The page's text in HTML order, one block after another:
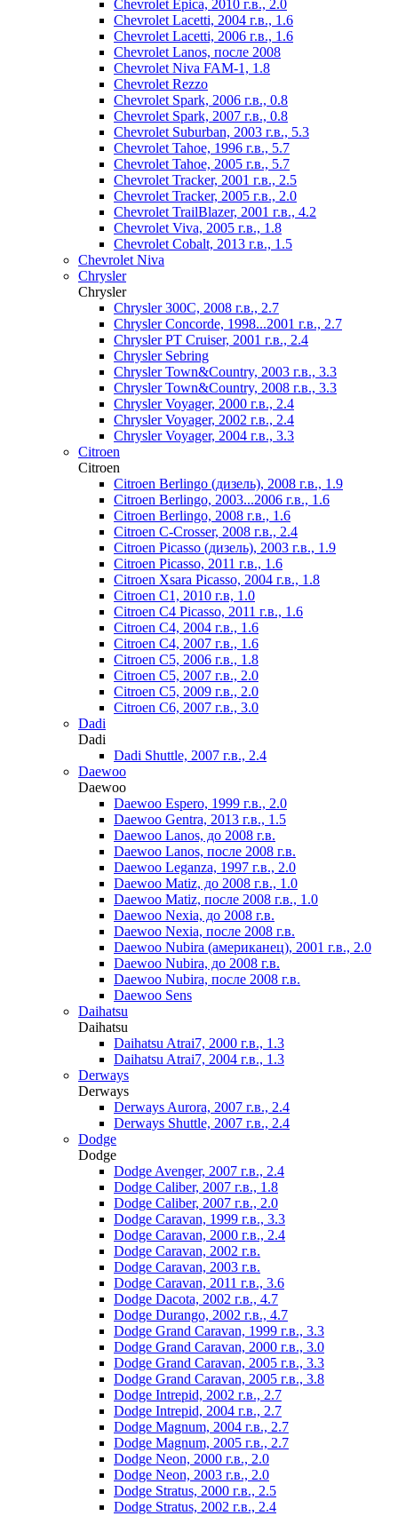
Chevrolet Epica, 2010 г.в., 2.0
Chevrolet Lacetti, 2004 г.в., 1.6
Chevrolet Lacetti, 2006 г.в., 1.6
Chevrolet Lanos, после 2008
Chevrolet Niva FAM-1, 1.8
Chevrolet Rezzo
Chevrolet Spark, 2006 г.в., 0.8
Chevrolet Spark, 2007 г.в., 0.8
Chevrolet Suburban, 2003 г.в., 5.3
Chevrolet Tahoe, 1996 г.в., 5.7
Chevrolet Tahoe, 2005 г.в., 5.7
Chevrolet Tracker, 2001 г.в., 2.5
Chevrolet Tracker, 2005 г.в., 2.0
Chevrolet TrailBlazer, 2001 г.в., 4.2
Chevrolet Viva, 2005 г.в., 1.8
Chevrolet Сobalt, 2013 г.в., 1.5
Chevrolet Niva
Chrysler
Chrysler
Chrysler 300C, 2008 г.в., 2.7
Chrysler Concorde, 1998...2001 г.в., 2.7
Chrysler PT Cruiser, 2001 г.в., 2.4
Chrysler Sebring
Chrysler Town&Country, 2003 г.в., 3.3
Chrysler Town&Country, 2008 г.в., 3.3
Chrysler Voyager, 2000 г.в., 2.4
Chrysler Voyager, 2002 г.в., 2.4
Chrysler Voyager, 2004 г.в., 3.3
Citroen
Citroen
Citroen Berlingo (дизель), 2008 г.в., 1.9
Citroen Berlingo, 2003...2006 г.в., 1.6
Citroen Berlingo, 2008 г.в., 1.6
Citroen C-Crosser, 2008 г.в., 2.4
Citroen Picasso (дизель), 2003 г.в., 1.9
Citroen Picasso, 2011 г.в., 1.6
Citroen Xsara Picasso, 2004 г.в., 1.8
Citroen С1, 2010 г.в, 1.0
Citroen С4 Picasso, 2011 г.в., 1.6
Citroen С4, 2004 г.в., 1.6
Citroen С4, 2007 г.в., 1.6
Citroen С5, 2006 г.в., 1.8
Citroen С5, 2007 г.в., 2.0
Citroen С5, 2009 г.в., 2.0
Citroen С6, 2007 г.в., 3.0
Dadi
Dadi
Dadi Shuttle, 2007 г.в., 2.4
Daewoo
Daewoo
Daewoo Espero, 1999 г.в., 2.0
Daewoo Gentra, 2013 г.в., 1.5
Daewoo Lanos, до 2008 г.в.
Daewoo Lanos, после 2008 г.в.
Daewoo Leganza, 1997 г.в., 2.0
Daewoo Matiz, до 2008 г.в., 1.0
Daewoo Matiz, после 2008 г.в., 1.0
Daewoo Nexia, до 2008 г.в.
Daewoo Nexia, после 2008 г.в.
Daewoo Nubira (американец), 2001 г.в., 2.0
Daewoo Nubira, до 2008 г.в.
Daewoo Nubira, после 2008 г.в.
Daewoo Sens
Daihatsu
Daihatsu
Daihatsu Atrai7, 2000 г.в., 1.3
Daihatsu Atrai7, 2004 г.в., 1.3
Derways
Derways
Derways Aurora, 2007 г.в., 2.4
Derways Shuttle, 2007 г.в., 2.4
Dodge
Dodge
Dodge Avenger, 2007 г.в., 2.4
Dodge Caliber, 2007 г.в., 1.8
Dodge Caliber, 2007 г.в., 2.0
Dodge Caravan, 1999 г.в., 3.3
Dodge Caravan, 2000 г.в., 2.4
Dodge Caravan, 2002 г.в.
Dodge Caravan, 2003 г.в.
Dodge Caravan, 2011 г.в., 3.6
Dodge Dacota, 2002 г.в., 4.7
Dodge Durango, 2002 г.в., 4.7
Dodge Grand Caravan, 1999 г.в., 3.3
Dodge Grand Caravan, 2000 г.в., 3.0
Dodge Grand Caravan, 2005 г.в., 3.3
Dodge Grand Caravan, 2005 г.в., 3.8
Dodge Intrepid, 2002 г.в., 2.7
Dodge Intrepid, 2004 г.в., 2.7
Dodge Magnum, 2004 г.в., 2.7
Dodge Magnum, 2005 г.в., 2.7
Dodge Neon, 2000 г.в., 2.0
Dodge Neon, 2003 г.в., 2.0
Dodge Stratus, 2000 г.в., 2.5
Dodge Stratus, 2002 г.в., 2.4